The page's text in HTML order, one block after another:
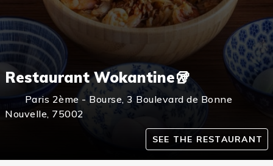
Restaurant Wokantine🥡
Paris 2ème - Bourse, 3 Boulevard de Bonne
Nouvelle, 75002
SEE THE RESTAURANT